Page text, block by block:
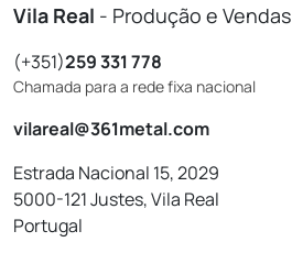
Vila Real - Produção e Vendas
(+351)259 331 778
Chamada para a rede fixa nacional
vilareal@361metal.com
Estrada Nacional 15, 2029
5000-121 Justes, Vila Real
Portugal